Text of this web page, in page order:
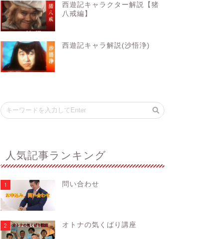
西遊記キャラクター解説【猪
八戒編】
西遊記キャラ解説(沙悟浄)
人気記事ランキング
1 問い合わせ
2 オトナの気くばり講座